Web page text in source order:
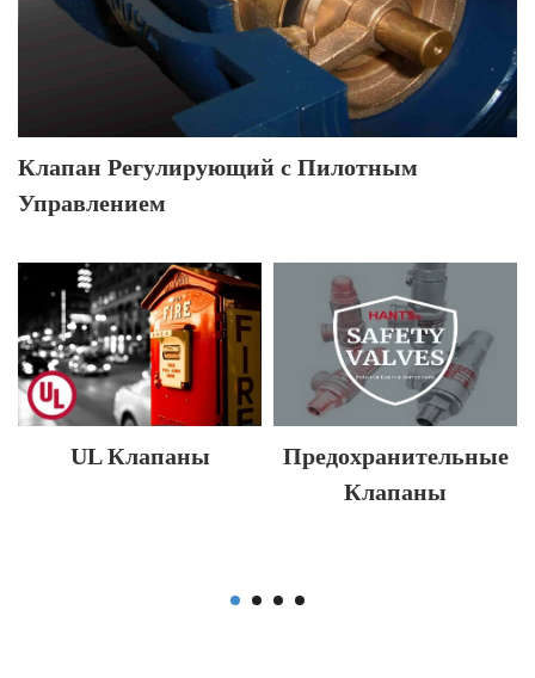
Клапан Регулирующий с Пилотным
Управлением
UL Клапаны
Предохранительные
Клапаны